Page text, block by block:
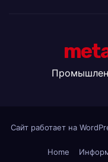
Сайт работает на
Home